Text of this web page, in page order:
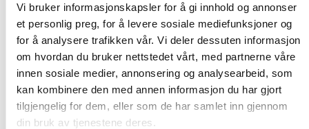
Vi bruker informasjonskapsler for å gi innhold og annonser
et personlig preg, for å levere sosiale mediefunksjoner og
for å analysere trafikken vår. Vi deler dessuten informasjon
om hvordan du bruker nettstedet vårt, med partnerne våre
innen sosiale medier, annonsering og analysearbeid, som
kan kombinere den med annen informasjon du har gjort
tilgjengelig for dem, eller som de har samlet inn gjennom
din bruk av tjenestene deres.
Sjekk om Airmega og Alexa-enheten din begge er koblet til
et stabilt nettverk.
Hvis problemet vedvarer etter å ha løst det mulige
nettverksproblemet, avgjør hvilken enhet som ikke
fungerer ved å sjekke Airmega med iOS/Android-
applikasjonen og bruke andre (ikke-Airmega)
kommandoer.